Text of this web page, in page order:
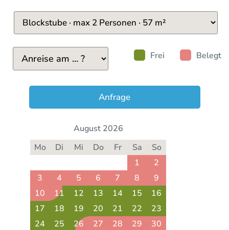
Frei Belegt
Anfrage
August 2026
Mo
Di Mi Do Fr Sa
So
1
2
3
4 5 6 7 8
9
10
11 12 13 14 15
16
17
18 19 20 21 22
23
24
25 26 27 28 29
30